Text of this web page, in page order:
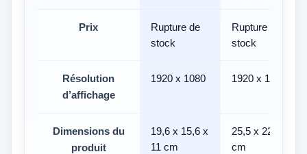
Prix
Rupture de
stock
Rupture de
stock
Résolution
d’affichage
1920 x 1080 1920 x 1080
Dimensions du
produit
19,6 x 15,6 x
11 cm
25,5 x 22 x 15
cm